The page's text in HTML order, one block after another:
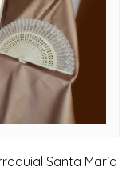
Santa María